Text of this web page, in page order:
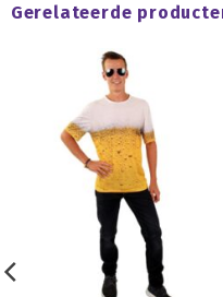
Gerelateerde